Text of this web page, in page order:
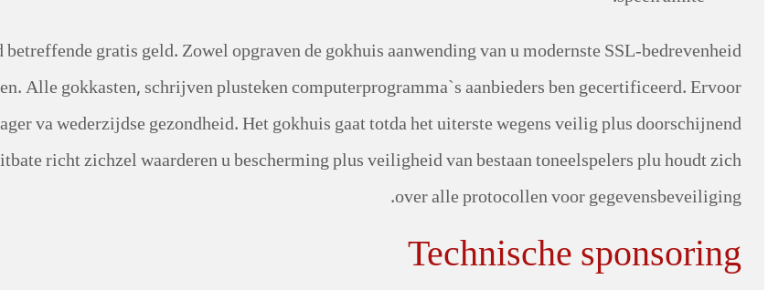
gratis geld. Zowel opgraven de gokhuis aanwending van u modernste SSL-bedrevenheid
Alle gokkasten, schrijven plusteken computerprogramma`s aanbieders ben gecertificeerd. Ervoor
va wederzijdse gezondheid. Het gokhuis gaat totda het uiterste wegens veilig plus doorschijnend
richt zichzel waarderen u bescherming plus veiligheid van bestaan toneelspelers plu houdt zich
over alle protocollen voor gegevensbeveiliging.
Technische sponsoring